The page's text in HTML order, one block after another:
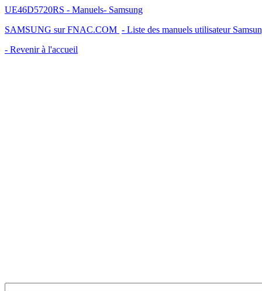
UE46D5720RS - Manuels- Samsung
SAMSUNG sur FNAC.COM - Liste des manuels utilisateur
- Revenir à l'accueil